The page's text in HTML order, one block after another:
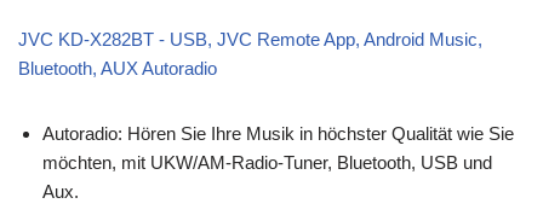
JVC KD-X282BT - USB, JVC Remote App, Android Music,
Bluetooth, AUX Autoradio
Autoradio: Hören Sie Ihre Musik in höchster Qualität wie Sie
möchten, mit UKW/AM-Radio-Tuner, Bluetooth, USB und
Aux.